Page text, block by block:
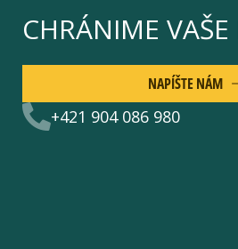
CHRÁNIME
+421 904 086 980
NAPÍŠTE NÁM